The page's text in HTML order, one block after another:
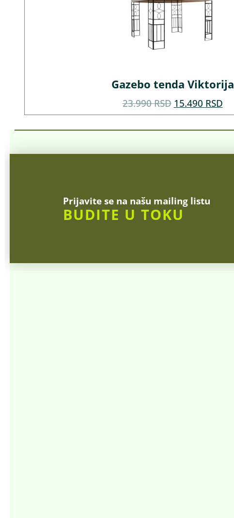
Gazebo tenda Viktorija
23.990RSD 15.490 RSD
Prijavite se na našu mailing listu
BUDITE U TOKU